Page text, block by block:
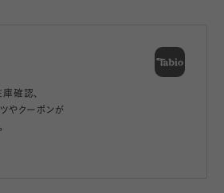
確認、
やクーポンが